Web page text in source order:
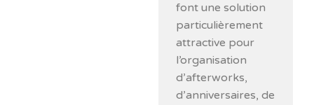
font une solution
particulièrement
attractive pour
l’organisation
d’afterworks,
d’anniversaires, de